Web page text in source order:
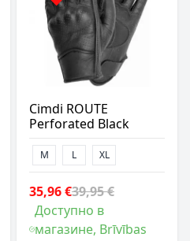
Cimdi ROUTE
Perforated Black
M L XL
35,96 €39,95 €
Доступно в
магазине, Brīvības